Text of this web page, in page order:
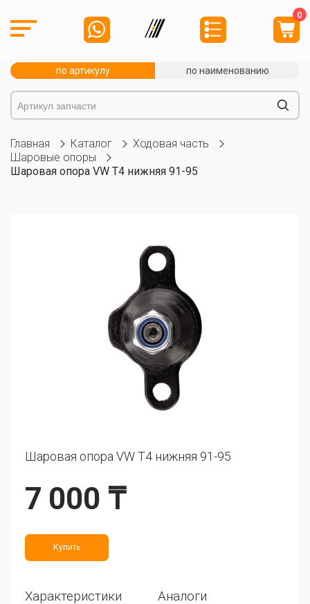
0
по артикулу по наименованию
Главная Каталог
Ходовая часть
Шаровые опоры
Шаровая опора VW T4 нижняя 91-95
Шаровая опора VW T4 нижняя 91-95
7 000 ₸
Купить
Характеристики Аналоги